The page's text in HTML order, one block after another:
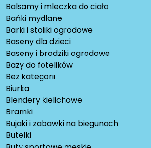
Balsamy i mleczka do ciała
Bańki mydlane
Barki i stoliki ogrodowe
Baseny dla dzieci
Baseny i brodziki ogrodowe
Bazy do fotelików
Bez kategorii
Biurka
Blendery kielichowe
Bramki
Bujaki i zabawki na biegunach
Butelki